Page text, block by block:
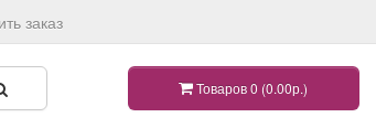
заказ
Товаров 0 (0.00р.)